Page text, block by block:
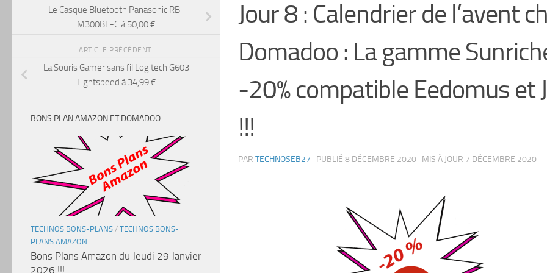
Jour 8 : Calendrier de l’avent
Domadoo : La gamme
-20% compatible Eedomus et
!!!
PAR TECHNOSEB27 · PUBLIÉ 8 DÉCEMBRE 2020 · MIS À JOUR 7 DÉCEMBRE 2020
Le Casque Bluetooth Panasonic RB-
M300BE-C à 50,00 €
ARTICLE PRÉCÉDENT
La Souris Gamer sans fil Logitech G603
Lightspeed à 34,99 €
BONS PLAN AMAZON ET DOMADOO
TECHNOS BONS-PLANS / TECHNOS BONS-
PLANS AMAZON
Bons Plans Amazon du Jeudi 29 Janvier
2026 !!!